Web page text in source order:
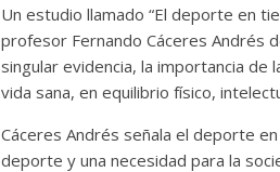
Un estudio llamado “El deporte en
profesor Fernando Cáceres Andrés
singular evidencia, la importancia de
vida sana, en equilibrio físico,
Cáceres Andrés señala el deporte
deporte y una necesidad para la